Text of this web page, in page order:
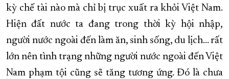
kỳ chế tài nào mà chỉ bị trục xuất ra khỏi Việt Nam.
Hiện đất nước ta đang trong thời kỳ hội nhập,
người nước ngoài đến làm ăn, sinh sống, du lịch... rất
lớn nên tình trạng những người nước ngoài đến Việt
Nam phạm tội cũng sẽ tăng tương ứng. Đó là chưa